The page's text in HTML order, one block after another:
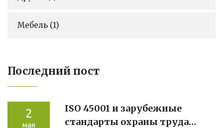
Мебель (1)
Последний пост
2
мая
ISO 45001 и зарубежные
стандарты охраны труда